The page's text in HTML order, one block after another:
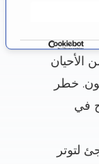
الأحيان
خطر
في
لتوتر